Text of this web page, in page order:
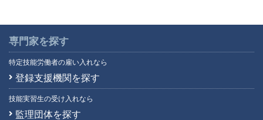
専門家を探す
特定技能労働者の雇い入れなら
登録支援機関を探す
技能実習生の受け入れなら
監理団体を探す